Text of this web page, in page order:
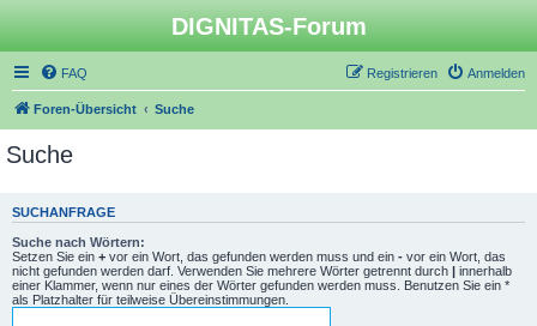
DIGNITAS-Forum
FAQ Anmelden
Registrieren
Foren-Übersicht Suche
Suche
SUCHANFRAGE
Suche nach Wörtern:
Setzen Sie ein + vor ein Wort, das gefunden werden muss und ein - vor ein Wort, das
nicht gefunden werden darf. Verwenden Sie mehrere Wörter getrennt durch | innerhalb
einer Klammer, wenn nur eines der Wörter gefunden werden muss. Benutzen Sie ein *
als Platzhalter für teilweise Übereinstimmungen.